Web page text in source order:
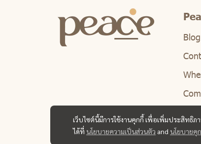
เว็บไซต์นี้มีการใช้งานคุกกี้ เพื่อเพิ่มประสิทธิ
ได้ที่ นโยบายความเป็นส่วนตัว and นโยบายคุ
Blog